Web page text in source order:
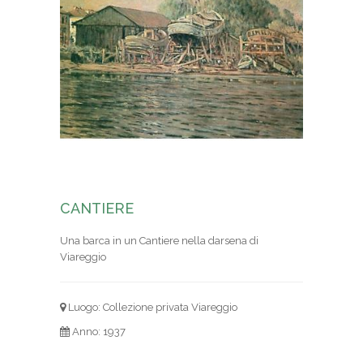
CONTATTI
CANTIERE
Una barca in un Cantiere nella darsena di
Viareggio
Luogo: Collezione privata Viareggio
Anno: 1937